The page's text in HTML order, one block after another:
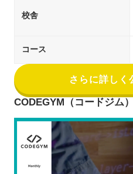
校舎
コース
さらに詳しく
CODEGYM（コードジム）